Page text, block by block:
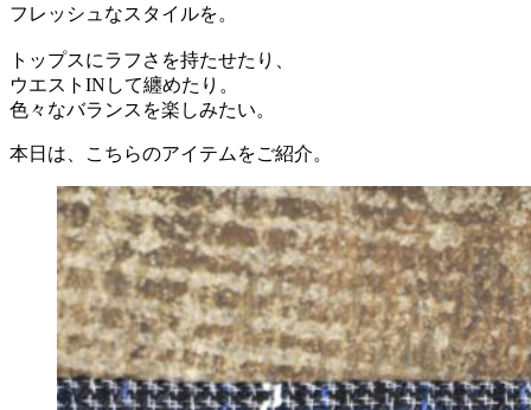
フレッシュなスタイルを。
トップスにラフさを持たせたり、
ウエストINして纏めたり。
色々なバランスを楽しみたい。
本日は、こちらのアイテムをご紹介。